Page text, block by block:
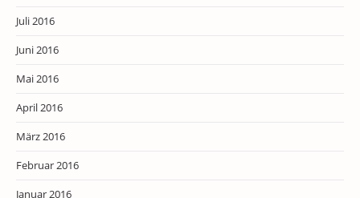
Juli 2016
Juni 2016
Mai 2016
April 2016
März 2016
Februar 2016
Januar 2016